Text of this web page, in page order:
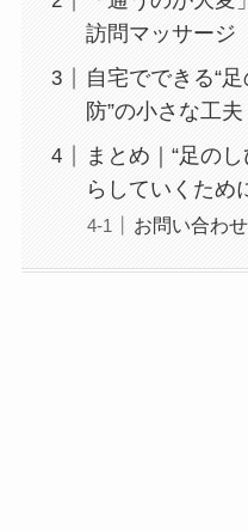
訪問マッサージ
自宅でできる“
防”の小さな工夫
まとめ｜“足の
らしていくため
お問い合わせ